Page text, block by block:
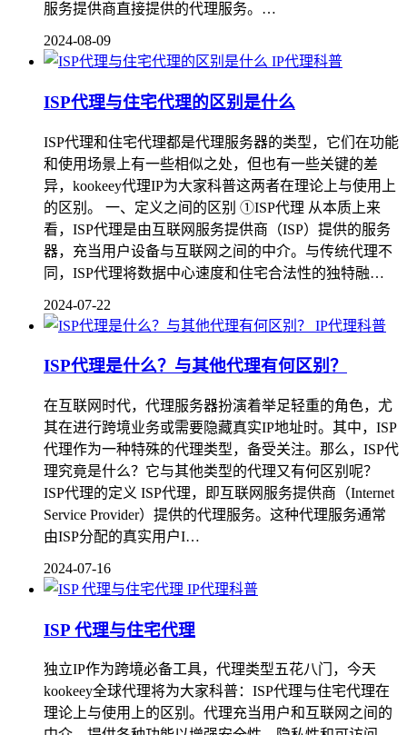
服务提供商直接提供的代理服务。…
2024-08-09
IP代理科普
ISP代理与住宅代理的区别是什么
ISP代理和住宅代理都是代理服务器的类型，它们在功能
和使用场景上有一些相似之处，但也有一些关键的差
异，kookeey代理IP为大家科普这两者在理论上与使用上
的区别。 一、定义之间的区别 ①ISP代理 从本质上来
看，ISP代理是由互联网服务提供商（ISP）提供的服务
器，充当用户设备与互联网之间的中介。与传统代理不
同，ISP代理将数据中心速度和住宅合法性的独特融…
2024-07-22
IP代理科普
ISP代理是什么？与其他代理有何区别？
在互联网时代，代理服务器扮演着举足轻重的角色，尤
其在进行跨境业务或需要隐藏真实IP地址时。其中，ISP
代理作为一种特殊的代理类型，备受关注。那么，ISP代
理究竟是什么？它与其他类型的代理又有何区别呢？
ISP代理的定义 ISP代理，即互联网服务提供商（Internet
Service Provider）提供的代理服务。这种代理服务通常
由ISP分配的真实用户I…
2024-07-16
IP代理科普
ISP 代理与住宅代理
独立IP作为跨境必备工具，代理类型五花八门，今天
kookeey全球代理将为大家科普：ISP代理与住宅代理在
理论上与使用上的区别。代理充当用户和互联网之间的